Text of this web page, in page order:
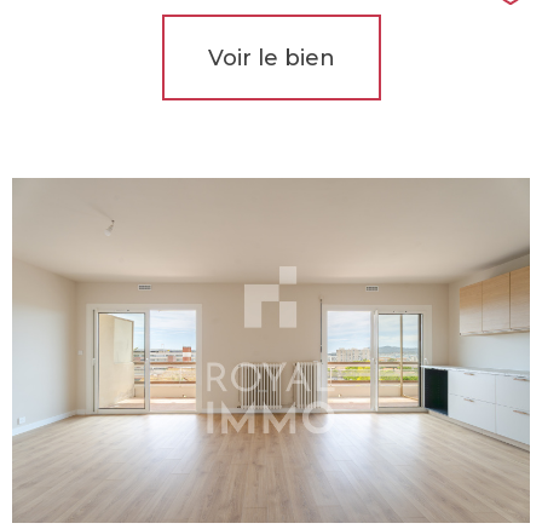
Voir le bien